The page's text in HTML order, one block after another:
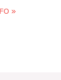
»